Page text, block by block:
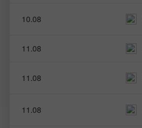
10.08
11.08
11.08
11.08